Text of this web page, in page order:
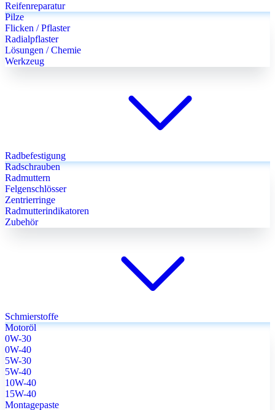
Reifenreparatur
Pilze
Flicken / Pflaster
Radialpflaster
Lösungen / Chemie
Werkzeug
Radbefestigung
Radschrauben
Radmuttern
Felgenschlösser
Zentrierringe
Radmutterindikatoren
Zubehör
Schmierstoffe
Motoröl
0W-30
0W-40
5W-30
5W-40
10W-40
15W-40
Montagepaste